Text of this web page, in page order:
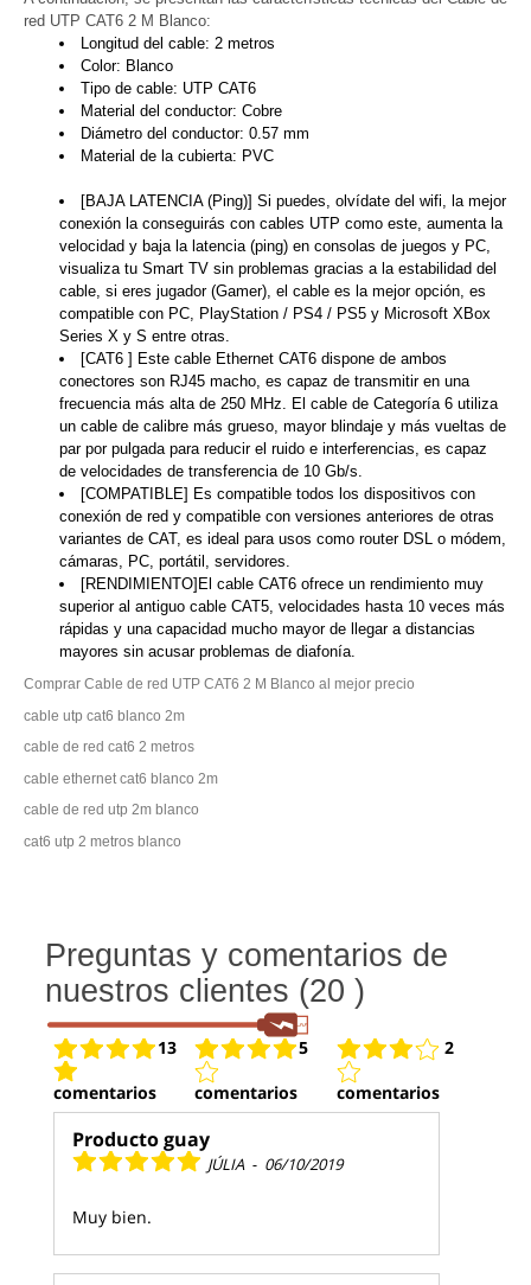
red UTP CAT6 2 M Blanco:
Longitud del cable: 2 metros
Color: Blanco
Tipo de cable: UTP CAT6
Material del conductor: Cobre
Diámetro del conductor: 0.57 mm
Material de la cubierta: PVC
[BAJA LATENCIA (Ping)] Si puedes, olvídate del wifi, la mejor
conexión la conseguirás con cables UTP como este, aumenta la
velocidad y baja la latencia (ping) en consolas de juegos y PC,
visualiza tu Smart TV sin problemas gracias a la estabilidad del
cable, si eres jugador (Gamer), el cable es la mejor opción, es
compatible con PC, PlayStation / PS4 / PS5 y Microsoft XBox
Series X y S entre otras.
[CAT6 ] Este cable Ethernet CAT6 dispone de ambos
conectores son RJ45 macho, es capaz de transmitir en una
frecuencia más alta de 250 MHz. El cable de Categoría 6 utiliza
un cable de calibre más grueso, mayor blindaje y más vueltas de
par por pulgada para reducir el ruido e interferencias, es capaz
de velocidades de transferencia de 10 Gb/s.
[COMPATIBLE] Es compatible todos los dispositivos con
conexión de red y compatible con versiones anteriores de otras
variantes de CAT, es ideal para usos como router DSL o módem,
cámaras, PC, portátil, servidores.
[RENDIMIENTO]El cable CAT6 ofrece un rendimiento muy
superior al antiguo cable CAT5, velocidades hasta 10 veces más
rápidas y una capacidad mucho mayor de llegar a distancias
mayores sin acusar problemas de diafonía.
Comprar Cable de red UTP CAT6 2 M Blanco al mejor precio
cable utp cat6 blanco 2m
cable de red cat6 2 metros
cable ethernet cat6 blanco 2m
cable de red utp 2m blanco
cat6 utp 2 metros blanco
Preguntas y comentarios de
nuestros clientes (20 )
13
comentarios
5
comentarios
2
comentarios
Producto guay
JÚLIA - 06/10/2019
Muy bien.